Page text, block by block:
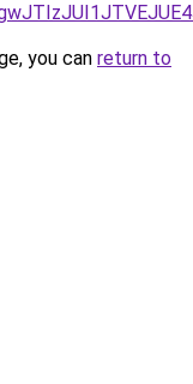
you can return to